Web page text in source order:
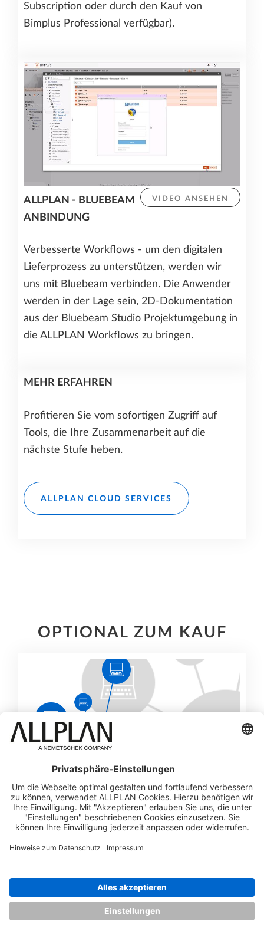
Subscription oder durch den Kauf von
Bimplus Professional verfügbar).
VIDEO ANSEHEN
ALLPLAN - BLUEBEAM
ANBINDUNG
Verbesserte Workflows - um den digitalen
Lieferprozess zu unterstützen, werden wir
uns mit Bluebeam verbinden. Die Anwender
werden in der Lage sein, 2D-Dokumentation
aus der Bluebeam Studio Projektumgebung in
die ALLPLAN Workflows zu bringen.
MEHR ERFAHREN
Profitieren Sie vom sofortigen Zugriff auf
Tools, die Ihre Zusammenarbeit auf die
nächste Stufe heben.
ALLPLAN CLOUD SERVICES
OPTIONAL ZUM KAUF
LICENSE SERVER
Ermöglicht die optimale Nutzung vorhandener
Lizenzen durch mehrere Benutzer.
ist möglich.